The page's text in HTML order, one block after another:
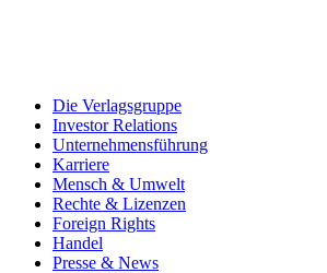
Die Verlagsgruppe
Investor Relations
Unternehmensführung
Karriere
Mensch & Umwelt
Rechte & Lizenzen
Foreign Rights
Handel
Presse & News